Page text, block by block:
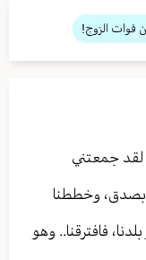
فوات الزوج!
لقد جمعتني
بصدق، وخططنا
فافترقنا.. وهو